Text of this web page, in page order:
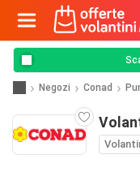
Negozi Conad